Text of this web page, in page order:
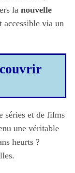
la nouvelle
accessible via un
séries et de films
une véritable
heurts ?